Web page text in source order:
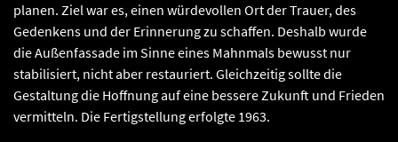
planen. Ziel war es, einen würdevollen Ort der Trauer, des
Gedenkens und der Erinnerung zu schaffen. Deshalb wurde
die Außenfassade im Sinne eines Mahnmals bewusst nur
stabilisiert, nicht aber restauriert. Gleichzeitig sollte die
Gestaltung die Hoffnung auf eine bessere Zukunft und Frieden
vermitteln. Die Fertigstellung erfolgte 1963.